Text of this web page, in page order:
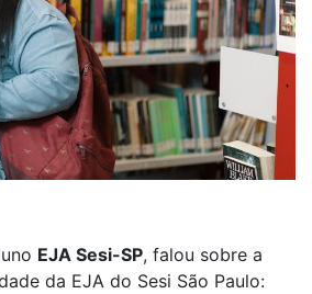
EJA Sesi-SP, falou sobre a
da EJA do Sesi São Paulo: